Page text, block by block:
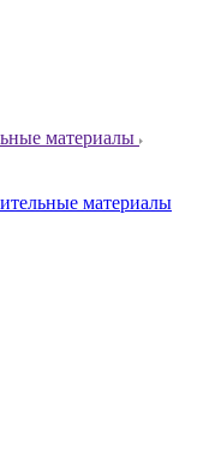
материалы
материалы